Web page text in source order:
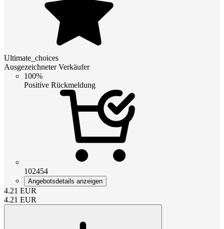
Ultimate_choices
Ausgezeichneter Verkäufer
100%
Positive Rückmeldung
102454
Angebotsdetails anzeigen
4.21 EUR
4.21 EUR